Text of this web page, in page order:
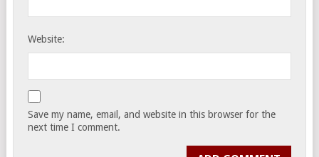
Website:
Save my name, email, and website in this browser for the
next time I comment.